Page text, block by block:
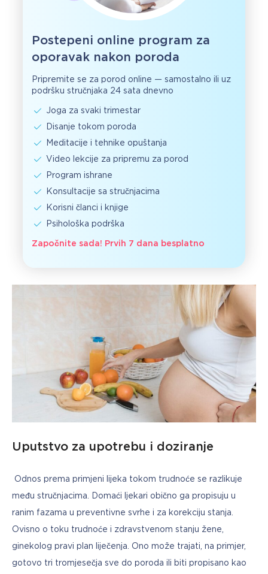
Postepeni online program za
oporavak nakon poroda
Pripremite se za porod online — samostalno ili uz
podršku stručnjaka 24 sata dnevno
Joga za svaki trimestar
Disanje tokom poroda
Meditacije i tehnike opuštanja
Video lekcije za pripremu za porod
Program ishrane
Konsultacije sa stručnjacima
Korisni članci i knjige
Psihološka podrška
Započnite sada! Prvih 7 dana besplatno
Uputstvo za upotrebu i doziranje
među stručnjacima. Domaći ljekari obično ga propisuju u
ranim fazama u preventivne svrhe i za korekciju stanja.
Ovisno o toku trudnoće i zdravstvenom stanju žene,
ginekolog pravi plan liječenja. Ono može trajati, na primjer,
gotovo tri tromjesečja sve do poroda ili biti propisano kao